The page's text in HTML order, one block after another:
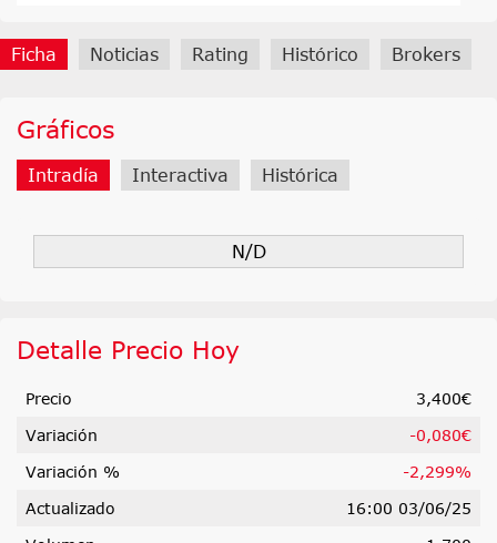
Ficha Noticias Rating Histórico Brokers
Gráficos
Intradía Interactiva Histórica
N/D
Detalle Precio Hoy
Precio
3,400€
Variación
-0,080€
Variación %
-2,299%
Actualizado
16:00 03/06/25